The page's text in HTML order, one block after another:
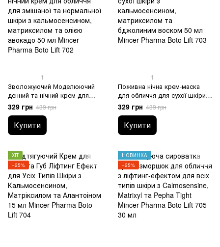
1
Зволожуючий Моделюючий
денний та нічний крем для
обличчя для змішаної та
нормальної шкіри з
кальмосенсином,
матриксилом та олією
Boto Lift 702
329 грн 439 грн
Купити
1
Поживна нічна крем-маска
для обличчя для сухої шкіри з
кальмосенсином,
матриксилом та бджолиним
воском 50 мл Mincer Pharma
Boto Lift 703
329 грн 439 грн
Купити
ХІТ
−25%
НОВИНКА
−25%